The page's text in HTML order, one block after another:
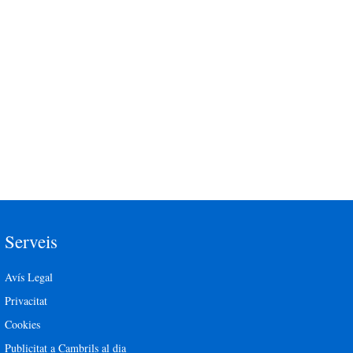
Serveis
Avís Legal
Privacitat
Cookies
Publicitat a Cambrils al dia